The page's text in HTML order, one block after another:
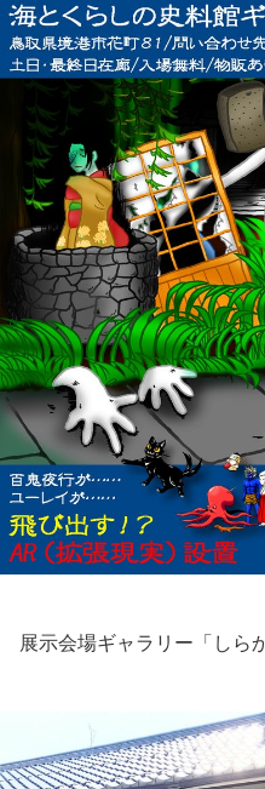
展示会場ギャラリー「しら